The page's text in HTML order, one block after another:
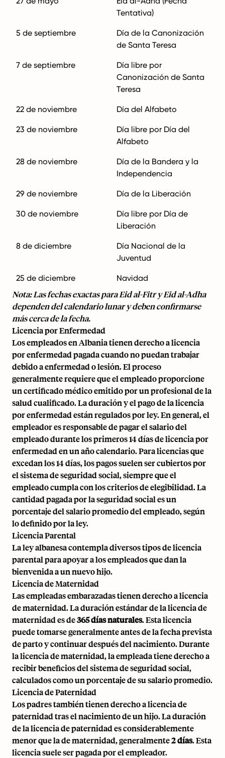
Tentativa)
5 de septiembre
Día de la Canonización
de Santa Teresa
7 de septiembre
Día libre por
Canonización de Santa
Teresa
22 de noviembre Día del Alfabeto
23 de noviembre
Día libre por Día del
Alfabeto
28 de noviembre
Día de la Bandera y la
Independencia
29 de noviembre Día de la Liberación
30 de noviembre
Día libre por Día de
Liberación
8 de diciembre
Día Nacional de la
Juventud
25 de diciembre Navidad
Nota: Las fechas exactas para Eid al-Fitr y Eid al-Adha
dependen del calendario lunar y deben confirmarse
más cerca de la fecha.
Licencia por Enfermedad
Los empleados en Albania tienen derecho a licencia
por enfermedad pagada cuando no puedan trabajar
debido a enfermedad o lesión. El proceso
generalmente requiere que el empleado proporcione
un certificado médico emitido por un profesional de la
salud cualificado. La duración y el pago de la licencia
por enfermedad están regulados por ley. En general, el
empleador es responsable de pagar el salario del
empleado durante los primeros 14 días de licencia por
enfermedad en un año calendario. Para licencias que
excedan los 14 días, los pagos suelen ser cubiertos por
el sistema de seguridad social, siempre que el
empleado cumpla con los criterios de elegibilidad. La
cantidad pagada por la seguridad social es un
porcentaje del salario promedio del empleado, según
lo definido por la ley.
Licencia Parental
La ley albanesa contempla diversos tipos de licencia
parental para apoyar a los empleados que dan la
bienvenida a un nuevo hijo.
Licencia de Maternidad
Las empleadas embarazadas tienen derecho a licencia
de maternidad. La duración estándar de la licencia de
maternidad es de365 días naturales. Esta licencia
puede tomarse generalmente antes de la fecha prevista
de parto y continuar después del nacimiento. Durante
la licencia de maternidad, la empleada tiene derecho a
recibir beneficios del sistema de seguridad social,
calculados como un porcentaje de su salario promedio.
Licencia de Paternidad
Los padres también tienen derecho a licencia de
paternidad tras el nacimiento de un hijo. La duración
de la licencia de paternidad es considerablemente
menor que la de maternidad, generalmente2 días. Esta
licencia suele ser pagada por el empleador.